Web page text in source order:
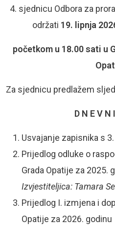
4. sjednicu Odbora za
održati 19. lipnja
početkom u 18.00 sati u
Za sjednicu predlažem
D N E V N
Usvajanje zapisnika s
Prijedlog odluke o
Grada Opatije za 2025.
Izvjestiteljica: Tamara
Prijedlog I. izmjena i
Opatije za 2026. godinu